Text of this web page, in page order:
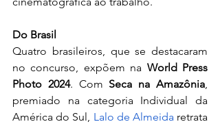
Do Brasil
Quatro brasileiros, que se destacaram
no concurso, expõem na World Press
Photo 2024. Com Seca na Amazônia,
premiado na categoria Individual da
América do Sul, Lalo de Almeida retrata